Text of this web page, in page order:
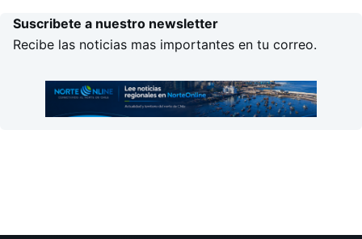
Suscribete a nuestro newsletter
Recibe las noticias mas importantes en tu correo.